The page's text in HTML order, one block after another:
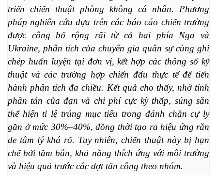
triển chiến thuật phòng không cá nhân. Phương
pháp nghiên cứu dựa trên các báo cáo chiến trường
được công bố rộng rãi từ cả hai phía Nga và
Ukraine, phân tích của chuyên gia quân sự cùng ghi
chép huấn luyện tại đơn vị, kết hợp các thông số kỹ
thuật và các trường hợp chiến đấu thực tế để tiến
hành phân tích đa chiều. Kết quả cho thấy, nhờ tính
phân tán của đạn và chi phí cực kỳ thấp, súng săn
thể hiện tỉ lệ trúng mục tiêu trong đánh chặn cự ly
gần ở mức 30%–40%, đồng thời tạo ra hiệu ứng răn
đe tâm lý khá rõ. Tuy nhiên, chiến thuật này bị hạn
chế bởi tầm bắn, khả năng thích ứng với môi trường
và hiệu quả trước các đợt tấn công theo nhóm.